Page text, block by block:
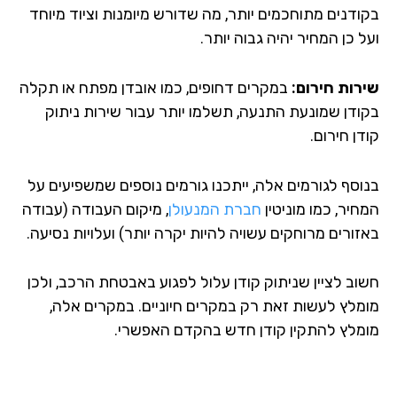
מתוחכמים יותר, מה שדורש מיומנות וציוד מיוחד
כן המחיר יהיה גבוה יותר.
חירום:במקרים דחופים, כמו אובדן מפתח או תקלה
שמונעת התנעה, תשלמו יותר עבור שירות ניתוק
חירום.
לגורמים אלה, ייתכנו גורמים נוספים שמשפיעים על
כמו מוניטיןחברת המנעולן, מיקום העבודה (עבודה
מרוחקים עשויה להיות יקרה יותר) ועלויות נסיעה.
לציין שניתוק קודן עלול לפגוע באבטחת הרכב, ולכן
לעשות זאת רק במקרים חיוניים. במקרים אלה,
להתקין קודן חדש בהקדם האפשרי.